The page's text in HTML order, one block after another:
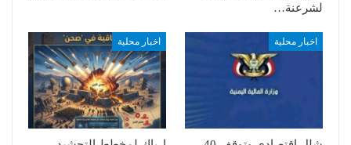
لشرعنة…
اخبار محلية اخبار محلية